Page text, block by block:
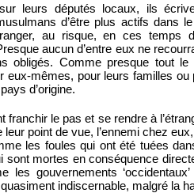
leurs députés locaux, ils
d’être plus actifs dans
au risque, en ces temps
aucun d’entre eux ne
obligés. Comme presque tout le
mêmes, pour leurs familles ou
d’origine.
franchir le pas et se rendre à
point de vue, l’ennemi chez
les foules qui ont été tuées
sont mortes en conséquence
les gouvernements
indiscernable, malgré la